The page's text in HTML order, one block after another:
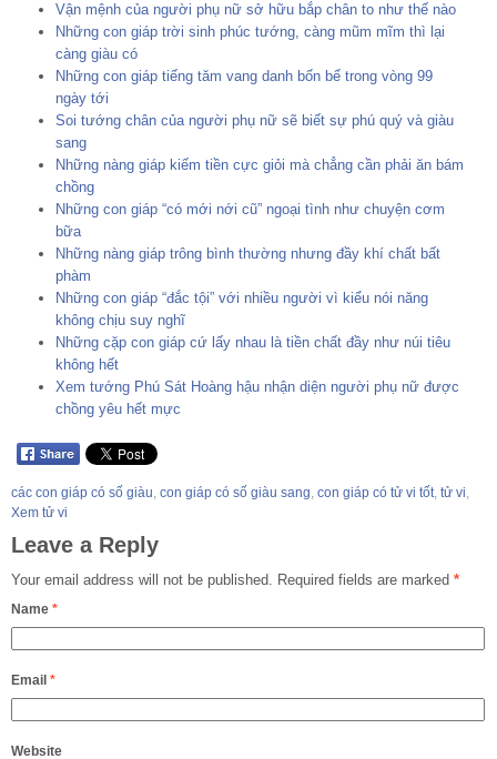
Vận mệnh của người phụ nữ sở hữu bắp chân to như thế nào
Những con giáp trời sinh phúc tướng, càng mũm mĩm thì lại
càng giàu có
Những con giáp tiếng tăm vang danh bốn bể trong vòng 99
ngày tới
Soi tướng chân của người phụ nữ sẽ biết sự phú quý và giàu
sang
Những nàng giáp kiếm tiền cực giỏi mà chẳng cần phải ăn bám
chồng
Những con giáp “có mới nới cũ” ngoại tình như chuyện cơm
bữa
Những nàng giáp trông bình thường nhưng đầy khí chất bất
phàm
Những con giáp “đắc tội” với nhiều người vì kiểu nói năng
không chịu suy nghĩ
Những cặp con giáp cứ lấy nhau là tiền chất đầy như núi tiêu
không hết
Xem tướng Phú Sát Hoàng hậu nhận diện người phụ nữ được
chồng yêu hết mực
các con giáp có số giàu, con giáp có số giàu sang, con giáp có tử vi tốt, tử vi,
Xem tử vi
Leave a Reply
Your email address will not be published. Required fields are marked *
Name *
Email *
Website